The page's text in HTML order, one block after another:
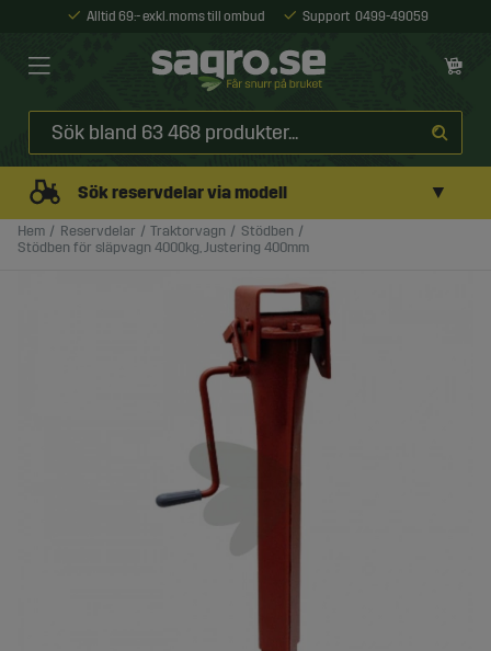
Alltid 69:- exkl. moms till ombud Support 0499-49059
Sök reservdelar via modell ▼
Hem Reservdelar Traktorvagn
Stödben
Stödben för släpvagn 4000kg, Justering 400mm